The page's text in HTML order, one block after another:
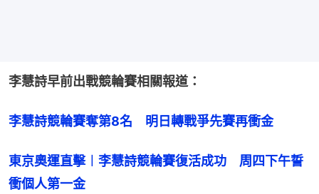
李慧詩早前出戰競輪賽相關報道：
李慧詩競輪賽奪第8名　明日轉戰爭先賽再衝金
東京奧運直擊︱李慧詩競輪賽復活成功　周四下午誓
衝個人第一金